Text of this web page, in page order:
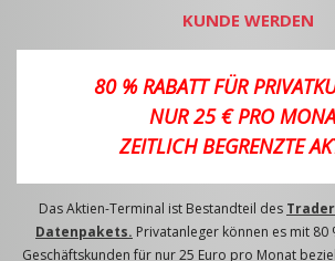
KUNDE WERDEN
80 % RABATT FÜR
NUR 25 € PRO
ZEITLICH BEGRENZTE
Das Aktien-Terminal ist Bestandteil des
Datenpakets. Privatanleger können es mit 80
Geschäftskunden für nur 25 Euro pro Monat